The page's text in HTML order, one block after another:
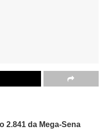
2.841 da Mega-Sena